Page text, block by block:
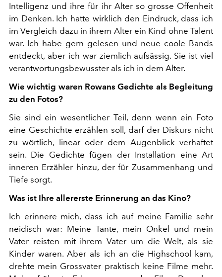
Intelligenz und ihre für ihr Alter so grosse Offenheit
im Denken. Ich hatte wirklich den Eindruck, dass ich
im Vergleich dazu in ihrem Alter ein Kind ohne Talent
war. Ich habe gern gelesen und neue coole Bands
entdeckt, aber ich war ziemlich aufsässig. Sie ist viel
verantwortungsbewusster als ich in dem Alter.
Wie wichtig waren Rowans Gedichte als Begleitung
zu den Fotos?
Sie sind ein wesentlicher Teil, denn wenn ein Foto
eine Geschichte erzählen soll, darf der Diskurs nicht
zu wörtlich, linear oder dem Augenblick verhaftet
sein. Die Gedichte fügen der Installation eine Art
inneren Erzähler hinzu, der für Zusammenhang und
Tiefe sorgt.
Was ist Ihre allererste Erinnerung an das Kino?
Ich erinnere mich, dass ich auf meine Familie sehr
neidisch war: Meine Tante, mein Onkel und mein
Vater reisten mit ihrem Vater um die Welt, als sie
Kinder waren. Aber als ich an die Highschool kam,
drehte mein Grossvater praktisch keine Filme mehr.